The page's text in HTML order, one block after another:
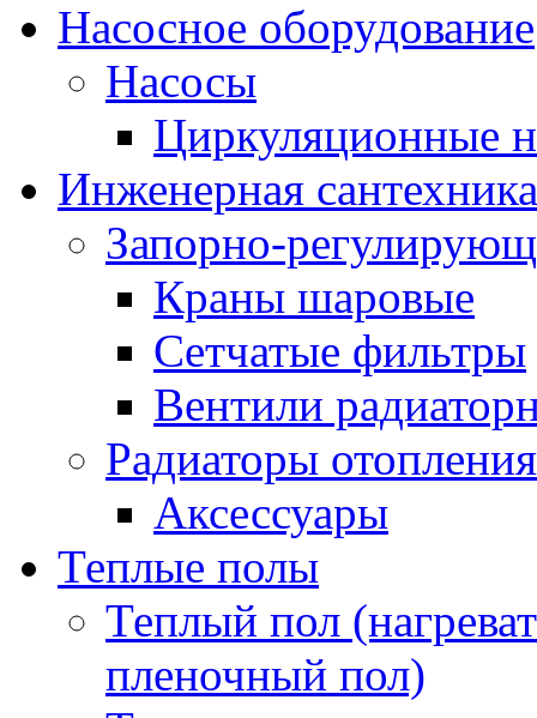
Насосное оборудование
Насосы
Циркуляционные
Инженерная сантехника
Запорно-
Краны шаровые
Сетчатые фильтры
Вентили
Радиаторы отопления
Аксессуары
Теплые полы
Теплый пол
пленочный пол)